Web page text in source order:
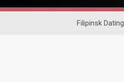
Filipinsk Dating